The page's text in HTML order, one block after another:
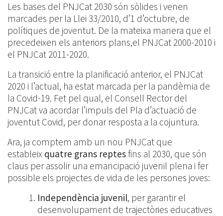
Les bases del PNJCat 2030 són sòlides i venen
marcades per la Llei 33/2010, d’1 d’octubre, de
polítiques de joventut. De la mateixa manera que el
precedeixen els anteriors plans,el PNJCat 2000-2010 i
el PNJCat 2011-2020.
La transició entre la planificació anterior, el PNJCat
2020 i l’actual, ha estat marcada per la pandèmia de
la Covid-19. Fet pel qual, el Consell Rector del
PNJCat va acordar l’impuls del Pla d’actuació de
joventut Covid, per donar resposta a la cojuntura.
Ara, ja comptem amb un nou PNJCat que
estableix quatre grans reptesfins al 2030, que són
claus per assolir una emancipació juvenil plena i fer
possible els projectes de vida de les persones joves:
Independència juvenil, per garantir el
desenvolupament de trajectòries educatives